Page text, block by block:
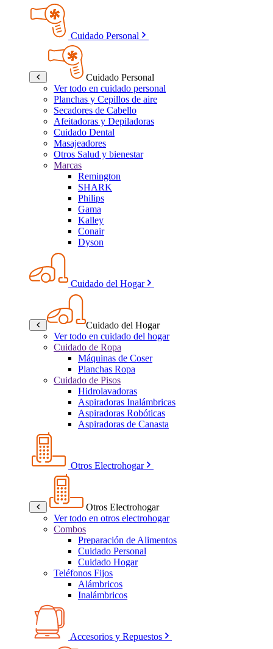
Cuidado Personal
Cuidado Personal
Ver todo en cuidado personal
Planchas y Cepillos de aire
Secadores de Cabello
Afeitadoras y Depiladoras
Cuidado Dental
Masajeadores
Otros Salud y bienestar
Marcas
Remington
SHARK
Philips
Gama
Kalley
Conair
Dyson
Cuidado del Hogar
Cuidado del Hogar
Ver todo en cuidado del hogar
Cuidado de Ropa
Máquinas de Coser
Planchas Ropa
Cuidado de Pisos
Hidrolavadoras
Aspiradoras Inalámbricas
Aspiradoras Robóticas
Aspiradoras de Canasta
Otros Electrohogar
Otros Electrohogar
Ver todo en otros electrohogar
Combos
Preparación de Alimentos
Cuidado Personal
Cuidado Hogar
Teléfonos Fijos
Alámbricos
Inalámbricos
Accesorios y Repuestos